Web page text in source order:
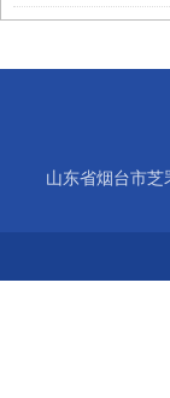
山东省烟台市